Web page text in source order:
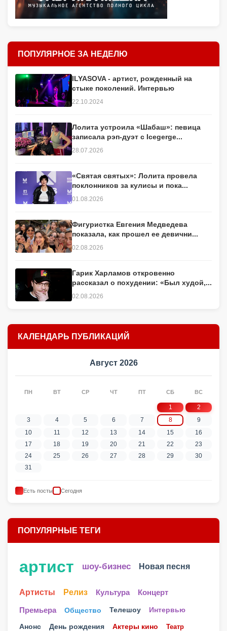
ПОПУЛЯРНОЕ ЗА НЕДЕЛЮ
ILYASOVA - артист, рожденный на
стыке поколений. Интервью
22.10.2024
Лолита устроила «Шабаш»: певица
записала рэп-дуэт с Icegerge...
28.07.2026
«Святая святых»: Лолита провела
поклонников за кулисы и пока...
01.08.2026
Фигуристка Евгения Медведева
показала, как прошел ее девични...
02.08.2026
Гарик Харламов откровенно
рассказал о похудении: «Был худой,...
02.08.2026
КАЛЕНДАРЬ ПУБЛИКАЦИЙ
Август 2026
ПН ВТ СР ЧТ ПТ СБ ВС
1
2
3
4 5 6 7 8
9
10
11 12 13 14 15
16
17
18 19 20 21 22
23
24
25 26 27 28 29
30
31
Есть посты Сегодня
ПОПУЛЯРНЫЕ ТЕГИ
артист шоу-бизнес Новая песня
Артисты Релиз Культура Концерт
Премьера Общество Телешоу Интервью
Анонс День рождения Актеры кино Театр